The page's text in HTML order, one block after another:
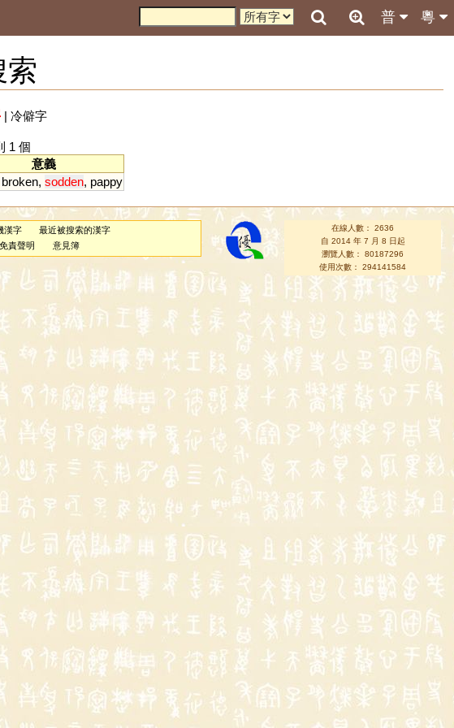
粵
普
| 冷僻字
1 個
意義
broken, sodden, pappy
漢字
最近被搜索的漢字
免責聲明 意見簿
在線人數： 2636
自 2014 年 7 月 8 日起
瀏覽人數： 80187296
使用次數： 294141584